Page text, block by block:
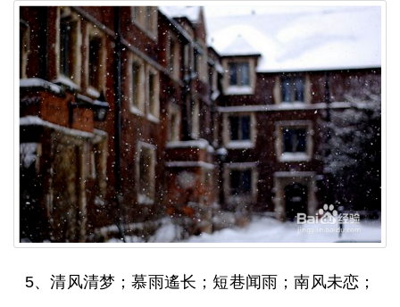
5、清风清梦；慕雨遙长；短巷闻雨；南风未恋；